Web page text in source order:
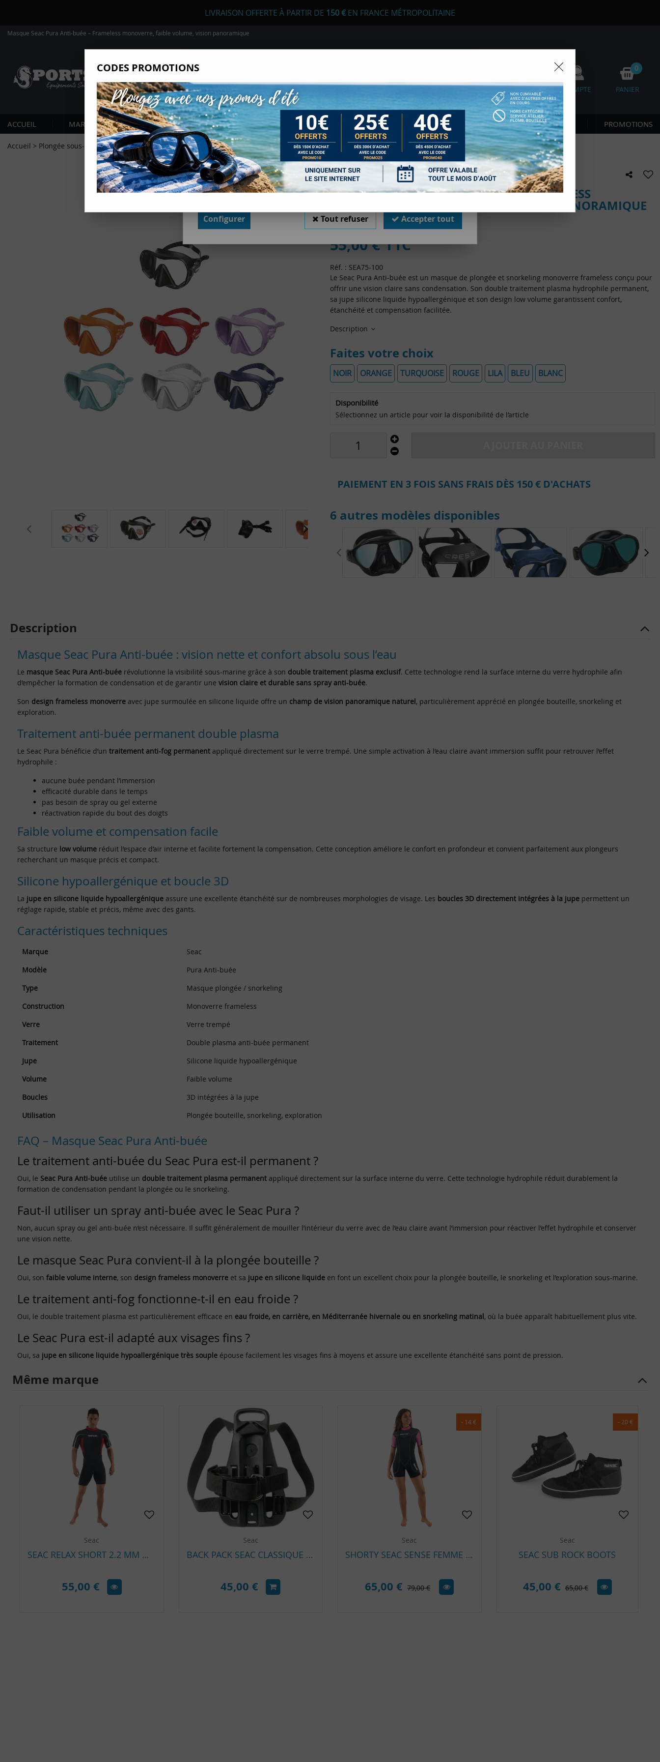
LIVRAISON OFFERTE À PARTIR DE 150 €EN FRANCE MÉTROPOLITAINE
Masque Seac Pura Anti-buée – Frameless monoverre, faible volume, vision panoramique
FAVORIS COMPTE
0
PANIER
ACCUEIL MARQUES PLONGÉE SOUS-MARINE APNÉE CHASSE SOUS-MARINE LONGE CÔTE & NAGE NOUVEAUTÉS PROMOTIONS
Accueil > Plongée sous-marine >Masques et Tubas >Masques Mono-Verre >Masque Seac Pura Anti-buée – Frameless monoverre, faible volume, vision panoramique
MASQUE SEAC PURA ANTI-BUÉE – FRAMELESS
MONOVERRE, FAIBLE VOLUME, VISION PANORAMIQUE
Soyez le premier à donner votre avis !
55,00€TTC
Réf. : SEA75-100
Le Seac Pura Anti-buée est un masque de plongée et snorkeling monoverre frameless conçu pour
offrir une vision claire sans condensation. Son double traitement plasma hydrophile permanent,
sa jupe silicone liquide hypoallergénique et son design low volume garantissent confort,
étanchéité et compensation facilitée.
Description
Faites votre choix
NOIR ORANGE TURQUOISE ROUGE LILA BLEU BLANC
Disponibilité
Sélectionnez un article pour voir la disponibilité de l’article
PAIEMENT EN 3 FOIS SANS FRAIS DÈS 150 € D'ACHATS
6 autres modèles disponibles
Description
Masque Seac Pura Anti-buée : vision nette et confort absolu sous l’eau
Le masque Seac Pura Anti-buée révolutionne la visibilité sous-marine grâce à son double traitement plasma exclusif. Cette technologie rend la surface interne du verre hydrophile afin
d’empêcher la formation de condensation et de garantir une vision claire et durable sans spray anti-buée.
Son design frameless monoverre avec jupe surmoulée en silicone liquide offre un champ de vision panoramique naturel, particulièrement apprécié en plongée bouteille, snorkeling et
exploration.
Traitement anti-buée permanent double plasma
Le Seac Pura bénéficie d’un traitement anti-fog permanent appliqué directement sur le verre trempé. Une simple activation à l’eau claire avant immersion suffit pour retrouver l’effet
hydrophile :
aucune buée pendant l’immersion
efficacité durable dans le temps
pas besoin de spray ou gel externe
réactivation rapide du bout des doigts
Faible volume et compensation facile
Sa structure low volume réduit l’espace d’air interne et facilite fortement la compensation. Cette conception améliore le confort en profondeur et convient parfaitement aux plongeurs
recherchant un masque précis et compact.
Silicone hypoallergénique et boucle 3D
La jupe en silicone liquide hypoallergénique assure une excellente étanchéité sur de nombreuses morphologies de visage. Les boucles 3D directement intégrées à la jupe permettent un
réglage rapide, stable et précis, même avec des gants.
Caractéristiques techniques
Marque
Seac
Modèle
Pura Anti-buée
Type
Masque plongée / snorkeling
Construction
Monoverre frameless
Verre
Verre trempé
Traitement
Double plasma anti-buée permanent
Jupe
Silicone liquide hypoallergénique
Volume
Faible volume
Boucles
3D intégrées à la jupe
Utilisation
Plongée bouteille, snorkeling, exploration
FAQ – Masque Seac Pura Anti-buée
Le traitement anti-buée du Seac Pura est-il permanent ?
Oui, le Seac Pura Anti-buée utilise un double traitement plasma permanent appliqué directement sur la surface interne du verre. Cette technologie hydrophile réduit durablement la
formation de condensation pendant la plongée ou le snorkeling.
Faut-il utiliser un spray anti-buée avec le Seac Pura ?
Non, aucun spray ou gel anti-buée n’est nécessaire. Il suffit généralement de mouiller l’intérieur du verre avec de l’eau claire avant l’immersion pour réactiver l’effet hydrophile et conserver
une vision nette.
Le masque Seac Pura convient-il à la plongée bouteille ?
Oui, son faible volume interne, son design frameless monoverre et sa jupe en silicone liquide en font un excellent choix pour la plongée bouteille, le snorkeling et l’exploration sous-marine.
Le traitement anti-fog fonctionne-t-il en eau froide ?
Oui, le double traitement plasma est particulièrement efficace en eau froide, en carrière, en Méditerranée hivernale ou en snorkeling matinal, où la buée apparaît habituellement plus vite.
Le Seac Pura est-il adapté aux visages fins ?
Oui, sa jupe en silicone liquide hypoallergénique très souple épouse facilement les visages fins à moyens et assure une excellente étanchéité sans point de pression.
Même marque
Seac
SEAC RELAX SHORT 2.2 MM MAN – SHORTY HOMME NÉOPRÈNE SNORKELING
55,00 €
Seac
BACK PACK SEAC CLASSIQUE POUR BOUTEILLE
45,00 €
- 14 €
Seac
SHORTY SEAC SENSE FEMME 2.5MM
65,00 € 79,00 €
- 20 €
Seac
SEAC SUB ROCK BOOTS
45,00 € 65,00 €
Nous autorisez-vous à utiliser vos cookies ?
Ils nous seront utiles pour :
Améliorer l'interface et les fonctionnalités du site
Mesurer les campagnes marketing et proposer des mises à jour sur nos
produits
Gérer l'authentification et surveiller les erreurs techniques
Certains cookies sont nécessaires à des fins techniques, ils sont donc dispensés de consentement. D'autres,
non obligatoires, peuvent être utilisés pour la personnalisation des annonces et du contenu, la mesure des
annonces et du contenu, la connaissance de l'audience et le développement de produits, les données de
géolocalisation précises et l'identification par le balayage de l'appareil, le stockage et/ou l'accès aux
informations sur un appareil. Si vous donnez votre consentement, celui-ci sera valable sur l’ensemble des sous-
domaines de Sports Med. Vous disposez de la possibilité de retirer votre consentement à tout moment en
cliquant sur le widget en bas à droite de la page. Pour en savoir plus, consulter notre politique de cookie.
Configurer Tout refuser Accepter tout
CODES PROMOTIONS